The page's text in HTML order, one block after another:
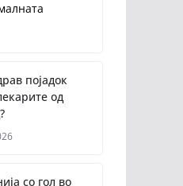
појадок
од
со гол во